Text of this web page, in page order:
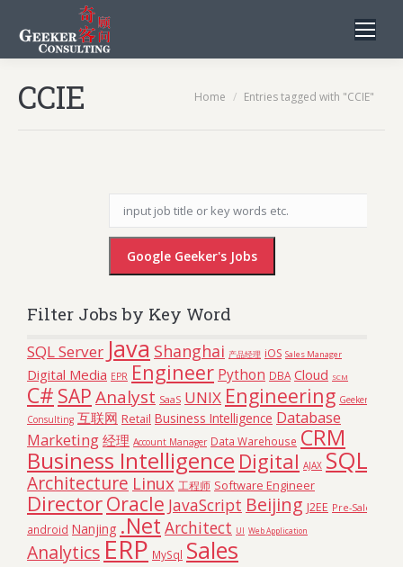
CCIE You are here:
Home Entries tagged with "CCIE"
Filter Jobs by Key Word
SQL Server Java Shanghai 产品经理 iOS Sales Manager
Digital Media EPR Engineer Python DBA Cloud SCM
C# SAPAnalyst SaaS UNIX Engineering Geeker
Consulting 互联网 Retail Business Intelligence Database
Marketing 经理 Account Manager Data Warehouse CRM
Business Intelligence Digital AJAX SQL
Architecture Linux 工程师 Software Engineer
DirectorOracle JavaScript Beijing J2EE Pre-Sales
android Nanjing .Net Architect UI Web Application
Analytics ERP MySql Sales